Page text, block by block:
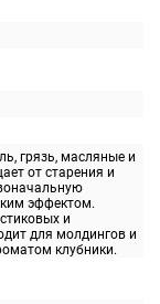
грязь, масляные и
от старения и
эффектом.
и
для молдингов и
клубники.